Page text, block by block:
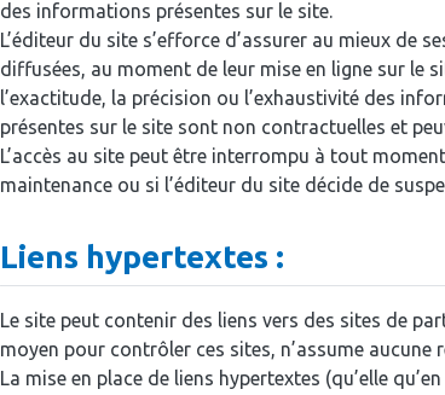
des informations présentes sur le site.
L’éditeur du site s’efforce d’assurer au mieux de
diffusées, au moment de leur mise en ligne sur le
l’exactitude, la précision ou l’exhaustivité des
présentes sur le site sont non contractuelles et
L’accès au site peut être interrompu à tout
maintenance ou si l’éditeur du site décide de
Liens hypertextes :
Le site peut contenir des liens vers des sites de
moyen pour contrôler ces sites, n’assume
La mise en place de liens hypertextes (qu’elle